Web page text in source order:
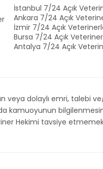
İstanbul 7/24 Açık
Ankara 7/24 Açık
İzmir 7/24 Açık
Bursa 7/24 Açık
Antalya 7/24 Açık
dolaylı emri, talebi ve/
kamuoyunun
Hekimi tavsiye